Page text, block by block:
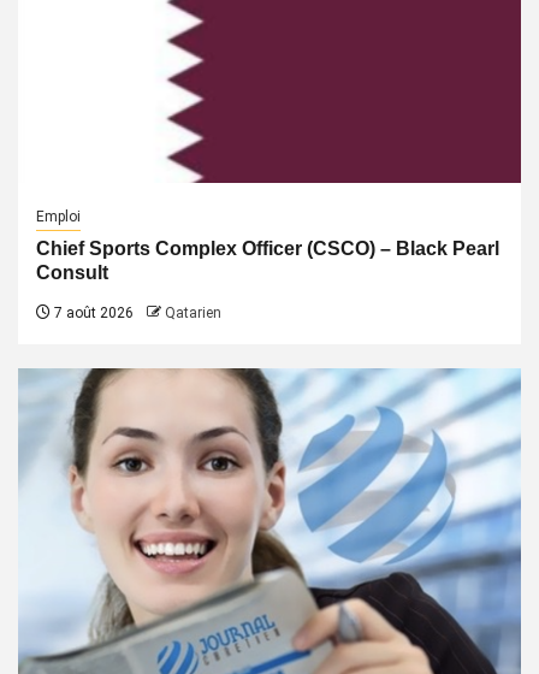
Emploi
Chief Sports Complex Officer (CSCO) – Black Pearl
Consult
7 août 2026 Qatarien